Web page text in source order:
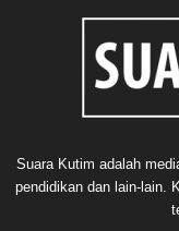
Suara Kutim adalah
pendidikan dan lain-lain.